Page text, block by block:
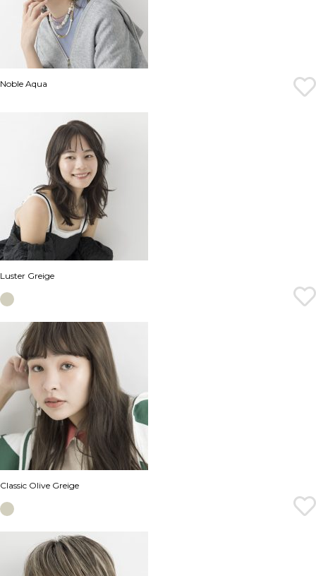
Noble Aqua
Luster Greige
Classic Olive Greige